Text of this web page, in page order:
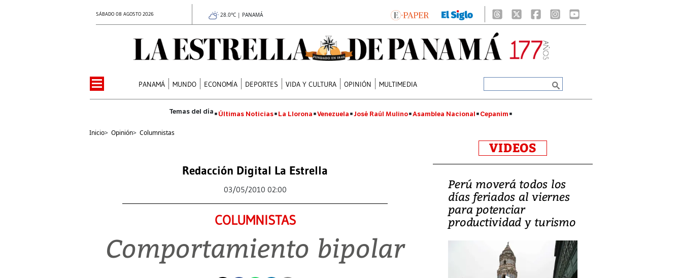
SÁBADO 08 AGOSTO 2026 28.0°C | PANAMÁ
PANAMÁ MUNDO ECONOMÍA DEPORTES VIDA Y CULTURA OPINIÓN MULTIMEDIA
Últimas Noticias La Llorona Venezuela José Raúl Mulino Asamblea Nacional Cepanim
Inicio> Opinión> Columnistas
Redacción Digital La Estrella
03/05/2010 02:00
COLUMNISTAS
Comportamiento bipolar
VIDEOS
Perú moverá todos los
días feriados al viernes
para potenciar
productividad y turismo